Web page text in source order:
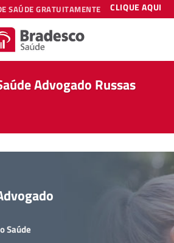
SAÚDE GRATUITAMENTE CLIQUE AQUI
Advogado Russas
Saúde